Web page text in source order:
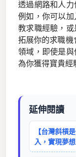
透過網路和人
例如，你可以
教求職經驗，
拓展你的求職
領域，即使是
為你獲得寶貴經
延伸閱讀
【台灣斜槓
入，實現夢想